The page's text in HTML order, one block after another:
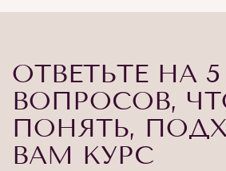
ОТВЕТЬТЕ НА 5
ВОПРОСОВ,
ПОНЯТЬ,
ВАМ КУРС